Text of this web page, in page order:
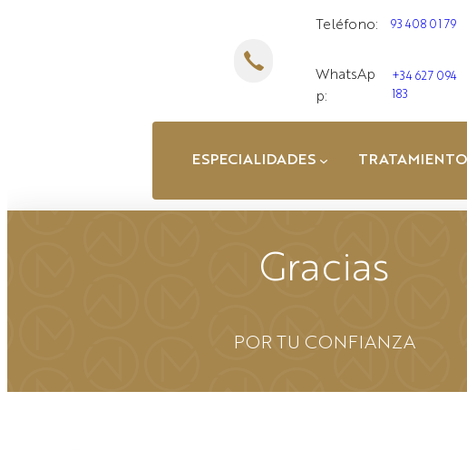
Teléfono: 93 408 01 79
WhatsAp
p:
+34 627 094
183
ESPECIALIDADES
Gracias
POR TU CONFIANZA